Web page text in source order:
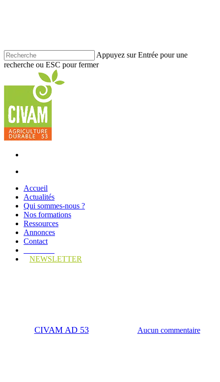
Appuyez sur Entrée pour une
recherche ou ESC pour fermer
recherche
Menu
search
Menu
Accueil
Actualités
Qui sommes-nous ?
Nos formations
Ressources
Annonces
Contact
NEWSLETTER
CIVAM AD 5315 janvier 2025 Aucun commentaire